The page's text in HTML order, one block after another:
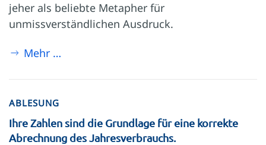
jeher als beliebte Metapher für
unmissverständlichen Ausdruck.
Mehr …
ABLESUNG
Ihre Zahlen sind die Grundlage für eine korrekte
Abrechnung des Jahresverbrauchs.